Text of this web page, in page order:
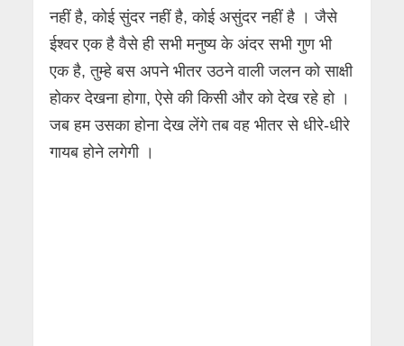
नहीं है, कोई सुंदर नहीं है, कोई असुंदर नहीं है । जैसे
ईश्वर एक है वैसे ही सभी मनुष्य के अंदर सभी गुण भी
एक है, तुम्हे बस अपने भीतर उठने वाली जलन को साक्षी
होकर देखना होगा, ऐसे की किसी और को देख रहे हो ।
जब हम उसका होना देख लेंगे तब वह भीतर से धीरे-धीरे
गायब होने लगेगी ।